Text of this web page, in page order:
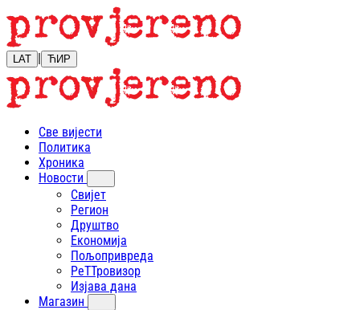
LAT | ЋИР
Све вијести
Политика
Хроника
Новости
Свијет
Регион
Друштво
Економија
Пољопривреда
РеТТровизор
Изјава дана
Магазин